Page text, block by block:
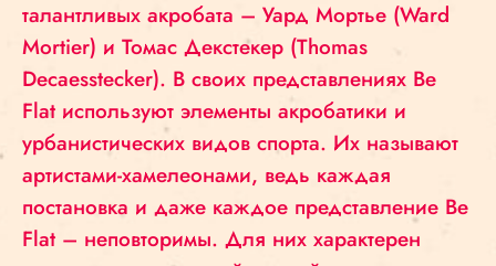
талантливых акробата – Уард Мортье (Ward
Mortier) и Томас Декстекер (Thomas
Decaesstecker). В своих представлениях Be
Flat используют элементы акробатики и
урбанистических видов спорта. Их называют
артистами-хамелеонами, ведь каждая
постановка и даже каждое представление Be
Flat – неповторимы. Для них характерен